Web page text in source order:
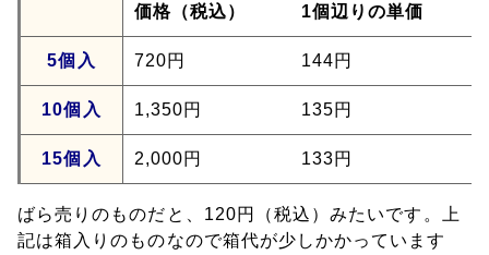
価格（税込） 1個辺りの単価
5個入 720円 144円
10個入 1,350円 135円
15個入 2,000円 133円
ばら売りのものだと、120円（税込）みたいです。上
記は箱入りのものなので箱代が少しかかっています